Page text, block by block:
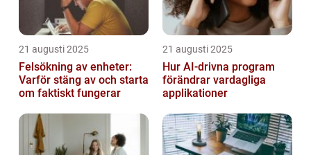
21 augusti 2025
Felsökning av enheter:
Varför stäng av och starta
om faktiskt fungerar
21 augusti 2025
Hur AI-drivna program
förändrar vardagliga
applikationer